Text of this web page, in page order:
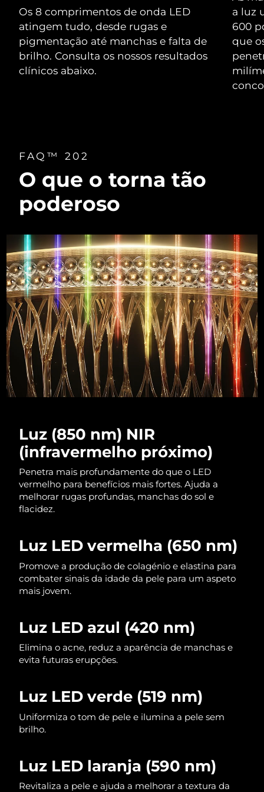
Os 8 comprimentos de onda LED
atingem tudo, desde rugas e
pigmentação até manchas e falta de
brilho. Consulta os nossos resultados
clínicos abaixo.
a luz
600
que
FAQ™ 202
O que o torna tão
poderoso
Luz (850 nm) NIR
(infravermelho próximo)
Penetra mais profundamente do que o LED
vermelho para benefícios mais fortes. Ajuda a
melhorar rugas profundas, manchas do sol e
flacidez.
Luz LED vermelha (650 nm)
Promove a produção de colagénio e elastina para
combater sinais da idade da pele para um aspeto
mais jovem.
Luz LED azul (420 nm)
Elimina o acne, reduz a aparência de manchas e
evita futuras erupções.
Luz LED verde (519 nm)
Uniformiza o tom de pele e ilumina a pele sem
brilho.
Luz LED laranja (590 nm)
Revitaliza a pele e ajuda a melhorar a textura da
Advanced pore care essentials
For healthy hair
issa™ Teeth Whitening Gel
18% PAP
Cosméticos Homens
FOREO APP
SOBRE
Israel Entrega prevista 8/12/26
Itália Entrega prevista 8/8/26
8/11/26
Kuwait
Letônia
Lituânia Entrega prevista8/8/26
Luxemburgo Entrega prevista8/8/26
Macau, RAE da
China
Entrega prevista8/10/26
Malásia Entrega prevista8/11/26
Malta Entrega prevista8/8/26
México Entrega prevista8/12/26
Mônaco
Países Baixos Entrega prevista
Nova Zelândia Entrega prevista
Noruega
Omã Entrega prevista 8/11/26
Filipinas Entrega prevista8/11/26
Polônia
Portugal Entrega prevista
Porto Rico Entrega prevista8/10/26
Reunião Entrega prevista
Romênia
Rússia Entrega prevista
Arábia Saudita Entrega prevista8/9/26